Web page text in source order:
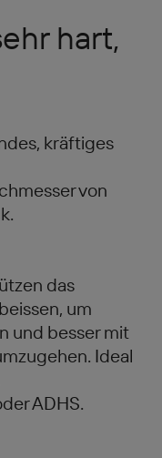
hart,
kräftiges
von
das
um
und besser mit
Ideal
ADHS.